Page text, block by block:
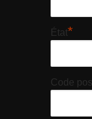
État*
Code